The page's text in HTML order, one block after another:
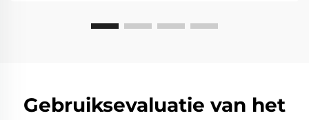
Gebruiksevaluatie van het